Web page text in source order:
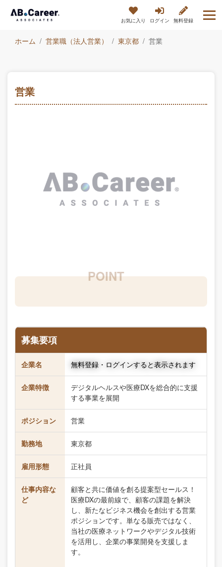
お気に入り ログイン 無料登録
ホーム 営業職（法人営業） 東京都 営業
営業
募集要項
企業名 無料登録・ログインすると表示されます
企業特徴
デジタルヘルスや医療DXを総合的に支援
する事業を展開
ポジション 営業
勤務地 東京都
雇用形態 正社員
仕事内容な
ど
顧客と共に価値を創る提案型セールス！
医療DXの最前線で、顧客の課題を解決
し、新たなビジネス機会を創出する営業
ポジションです。単なる販売ではなく、
当社の医療ネットワークやデジタル技術
を活用し、企業の事業開発を支援しま
す。